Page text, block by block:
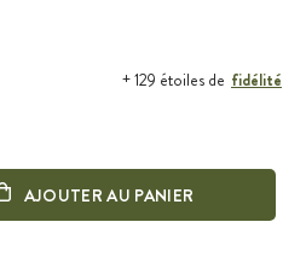
+ 129 étoiles de fidélité
AJOUTER AU PANIER